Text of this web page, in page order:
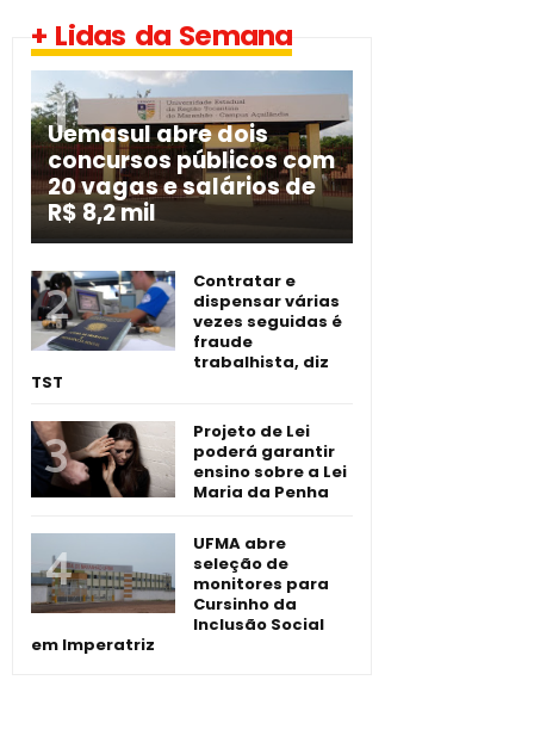
+ Lidas da Semana
Uemasul abre dois
concursos públicos com
20 vagas e salários de
R$ 8,2 mil
Contratar e
dispensar várias
vezes seguidas é
fraude
trabalhista, diz
TST
Projeto de Lei
poderá garantir
ensino sobre a Lei
Maria da Penha
UFMA abre
seleção de
monitores para
Cursinho da
Inclusão Social
em Imperatriz